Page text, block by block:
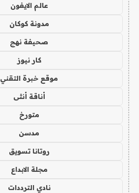
عالم الايفون
مدونة كوكان
صحيفة نهج
كار نيوز
موقع خبرة التقني
أناقة أنثى
متورخ
مدسن
روتانا تسويق
مجلة الابداع
نادي الترددات